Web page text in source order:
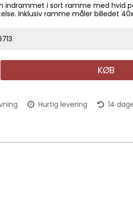
indrammet i sort ramme med hvid
Inklusiv ramme måler billedet
KØB
Hurtig levering 14